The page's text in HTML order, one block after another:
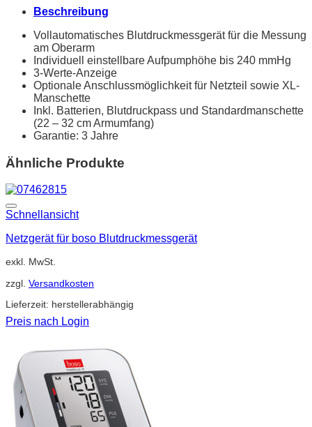
Beschreibung
Vollautomatisches Blutdruckmessgerät für die Messung
am Oberarm
Individuell einstellbare Aufpumphöhe bis 240 mmHg
3-Werte-Anzeige
Optionale Anschlussmöglichkeit für Netzteil sowie XL-
Manschette
Inkl. Batterien, Blutdruckpass und Standardmanschette
(22 – 32 cm Armumfang)
Garantie: 3 Jahre
Ähnliche Produkte
Schnellansicht
Netzgerät für boso Blutdruckmessgerät
exkl. MwSt.
zzgl. Versandkosten
Lieferzeit: herstellerabhängig
Preis nach Login